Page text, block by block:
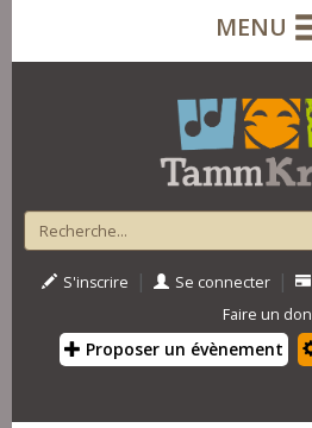
MENU
S'inscrire | Se connecter |
Faire un don
Proposer un évènement